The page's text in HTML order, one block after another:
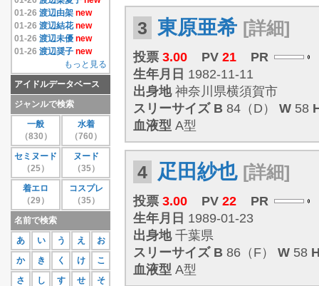
25位入矢麻衣
4.33
26位鵜飼りえ
4.33
27位蛯原天
4.33
28位和葉みれい
4.33
栗原みさ
4.33
30位末永みゆ
4.33
もっと見る
14位水樹たま
214
15位遠藤あやの
208
16位麻倉みな
171
17位上原真央
155
島本里沙
152
19位團遥香
147
20位安西かな
131
21位 芦田実沙寿
22位鮎川穂乃果
126
23位手束真知子
124
24位伊達あい
123
25位大崎由希
115
26位鈴木あきえ
115
27位蒼井さや
111
28位紗那
109
29位相原美咲
107
30位桜庭あつこ
もっと見る
01-26 渡辺由架 new
01-26 渡辺結花 new
01-26 渡辺未優 new
01-26 渡辺奨子 new
もっと見る
アイドルデータベース
ジャンルで検索
一般
（830）
水着
（760）
セミヌード
（25）
ヌード
（35）
着エロ
（29）
コスプレ
（35）
名前で検索
あ
い う え
お
か
き く け
こ
さ
し す せ
そ
3 東原亜希 [詳細]
投票 3.00 PV 21
PR
生年月日 1982-11-11
出身地神奈川県横須賀市
スリーサイズ B 84（D） W 58
血液型 A型
4 疋田紗也 [詳細]
投票 3.00 PV 22
PR
生年月日 1989-01-23
出身地千葉県
スリーサイズ B 86（F） W 58
血液型 A型